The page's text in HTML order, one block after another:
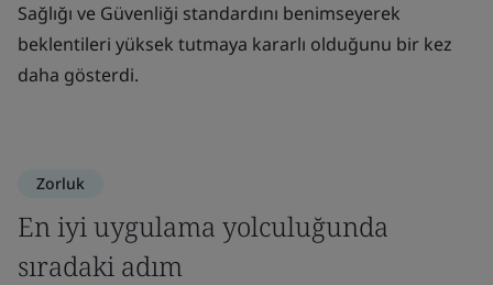
Sağlığı ve Güvenliği standardını benimseyerek
beklentileri yüksek tutmaya kararlı olduğunu bir kez
daha gösterdi.
Zorluk
En iyi uygulama yolculuğunda
sıradaki adım